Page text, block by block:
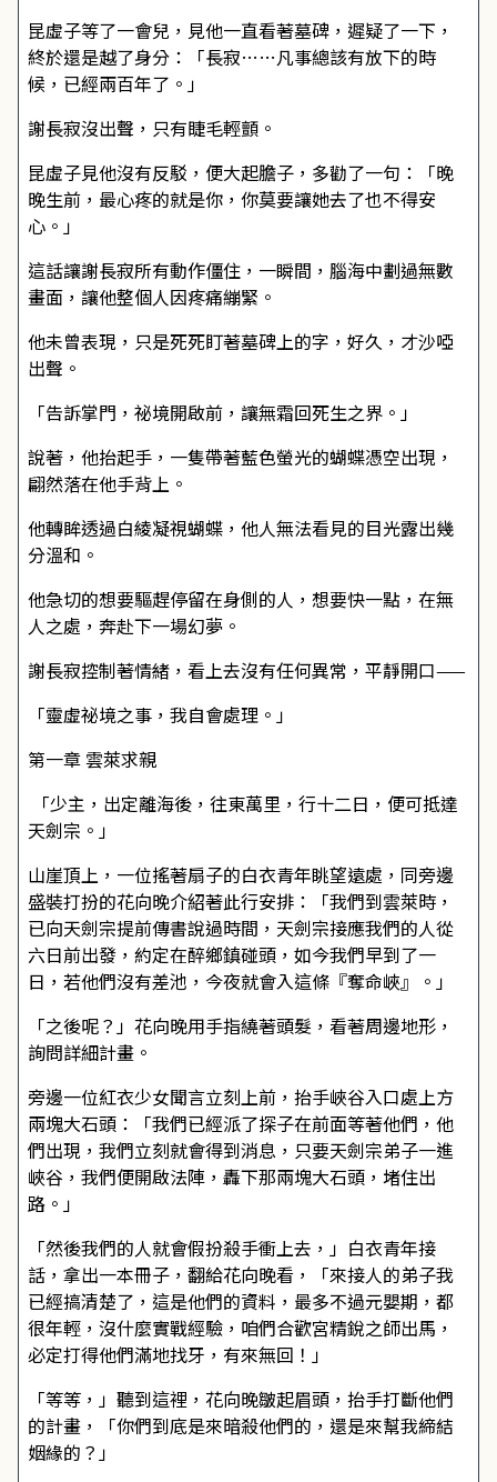
昆虛子等了一會兒，見他一直看著墓碑，遲疑了一下，
終於還是越了身分：「長寂……凡事總該有放下的時
候，已經兩百年了。」
謝長寂沒出聲，只有睫毛輕顫。
昆虛子見他沒有反駁，便大起膽子，多勸了一句：「晚
晚生前，最心疼的就是你，你莫要讓她去了也不得安
心。」
這話讓謝長寂所有動作僵住，一瞬間，腦海中劃過無數
畫面，讓他整個人因疼痛繃緊。
他未曾表現，只是死死盯著墓碑上的字，好久，才沙啞
出聲。
「告訴掌門，祕境開啟前，讓無霜回死生之界。」
說著，他抬起手，一隻帶著藍色螢光的蝴蝶憑空出現，
翩然落在他手背上。
他轉眸透過白綾凝視蝴蝶，他人無法看見的目光露出幾
分溫和。
他急切的想要驅趕停留在身側的人，想要快一點，在無
人之處，奔赴下一場幻夢。
謝長寂控制著情緒，看上去沒有任何異常，平靜開口——
「靈虛祕境之事，我自會處理。」
第一章 雲萊求親
「少主，出定離海後，往東萬里，行十二日，便可抵達
天劍宗。」
山崖頂上，一位搖著扇子的白衣青年眺望遠處，同旁邊
盛裝打扮的花向晚介紹著此行安排：「我們到雲萊時，
已向天劍宗提前傳書說過時間，天劍宗接應我們的人從
六日前出發，約定在醉鄉鎮碰頭，如今我們早到了一
日，若他們沒有差池，今夜就會入這條『奪命峽』。」
「之後呢？」花向晚用手指繞著頭髮，看著周邊地形，
詢問詳細計畫。
旁邊一位紅衣少女聞言立刻上前，抬手峽谷入口處上方
兩塊大石頭：「我們已經派了探子在前面等著他們，他
們出現，我們立刻就會得到消息，只要天劍宗弟子一進
峽谷，我們便開啟法陣，轟下那兩塊大石頭，堵住出
路。」
「然後我們的人就會假扮殺手衝上去，」白衣青年接
話，拿出一本冊子，翻給花向晚看，「來接人的弟子我
已經搞清楚了，這是他們的資料，最多不過元嬰期，都
很年輕，沒什麼實戰經驗，咱們合歡宮精銳之師出馬，
必定打得他們滿地找牙，有來無回！」
「等等，」聽到這裡，花向晚皺起眉頭，抬手打斷他們
的計畫，「你們到底是來暗殺他們的，還是來幫我締結
姻緣的？」